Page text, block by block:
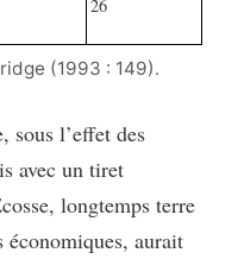
26
(1993 : 149).
sous l’effet des
avec un tiret
longtemps terre
économiques, aurait